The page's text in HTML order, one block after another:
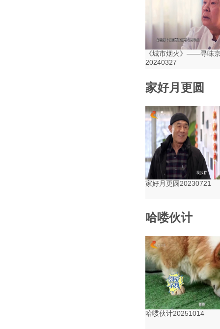
《城市烟火》——寻味
20240327
家好月更圆
家好月更圆20230721
哈喽伙计
哈喽伙计20251014